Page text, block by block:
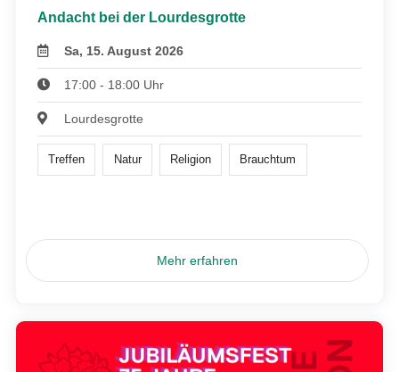
Andacht bei der Lourdesgrotte
Sa, 15. August 2026
17:00 - 18:00 Uhr
Lourdesgrotte
Treffen Natur Religion Brauchtum
Mehr erfahren